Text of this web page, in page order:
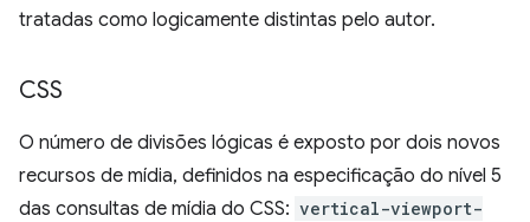
tratadas como logicamente distintas pelo autor.
CSS
O número de divisões lógicas é exposto por dois novos
recursos de mídia, definidos na especificação do nível 5
das consultas de mídia do CSS: vertical-viewport-